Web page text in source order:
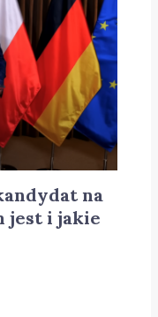
na
jest i jakie